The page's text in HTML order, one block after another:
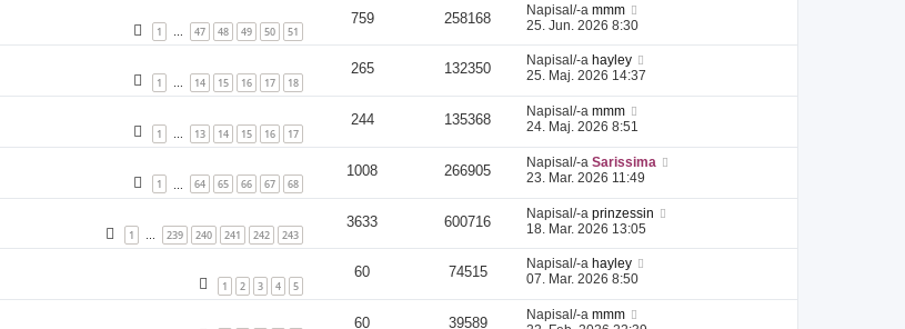
1 … 47 48 49 50 51
759 258168 Napisal/-a mmm
25. Jun. 2026 8:30
1 … 14 15 16 17 18
265 132350 Napisal/-a hayley
25. Maj. 2026 14:37
1 13 14 15 16 17
244 135368 Napisal/-a mmm
24. Maj. 2026 8:51
1 64 65 66 67 68
1008 266905 Napisal/-a Sarissima
23. Mar. 2026 11:49
1 … 239 240 241 242 243
3633 600716 Napisal/-a prinzessin
18. Mar. 2026 13:05
1 2 3 4 5
60 74515 Napisal/-a hayley
07. Mar. 2026 8:50
60 39589 Napisal/-a mmm